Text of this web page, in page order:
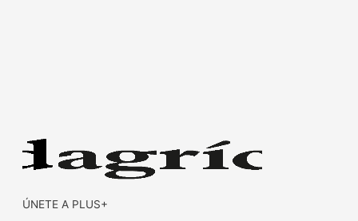
ÚNETE A PLUS+